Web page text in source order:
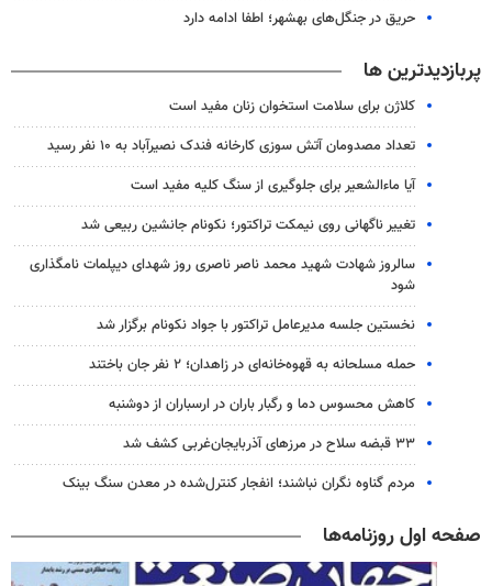
حریق در جنگل‌های بهشهر؛ اطفا ادامه دارد
پربازدیدترین ها
کلاژن برای سلامت استخوان زنان مفید است
تعداد مصدومان آتش سوزی کارخانه فندک نصیرآباد به ۱۰ نفر رسید
آیا ماءالشعیر برای جلوگیری از سنگ کلیه مفید است
تغییر ناگهانی روی نیمکت تراکتور؛ نکونام جانشین ربیعی شد
سالروز شهادت شهید محمد ناصر ناصری روز شهدای دیپلمات نامگذاری
شود
نخستین جلسه مدیرعامل تراکتور با جواد نکونام برگزار شد
حمله مسلحانه به قهوه‌خانه‌ای در زاهدان؛ ۲ نفر جان باختند
کاهش محسوس دما و رگبار باران در ارسباران از دوشنبه
۳۳ قبضه سلاح در مرزهای آذربایجان‌غربی کشف شد
مردم گناوه نگران نباشند؛ انفجار کنترل‌شده در معدن سنگ بینک
صفحه اول روزنامه‌ها